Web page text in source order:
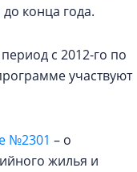
конца года.
с 2012-го по
участвуют
№2301 – о
жилья и